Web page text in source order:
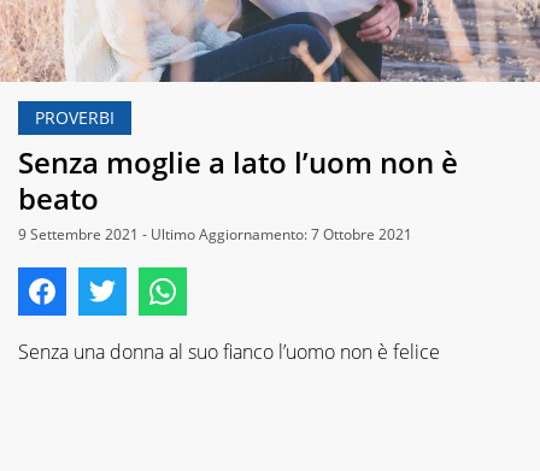
PROVERBI
Senza moglie a lato l’uom non è
beato
9 Settembre 2021 - Ultimo Aggiornamento: 7 Ottobre 2021
Senza una donna al suo fianco l’uomo non è felice